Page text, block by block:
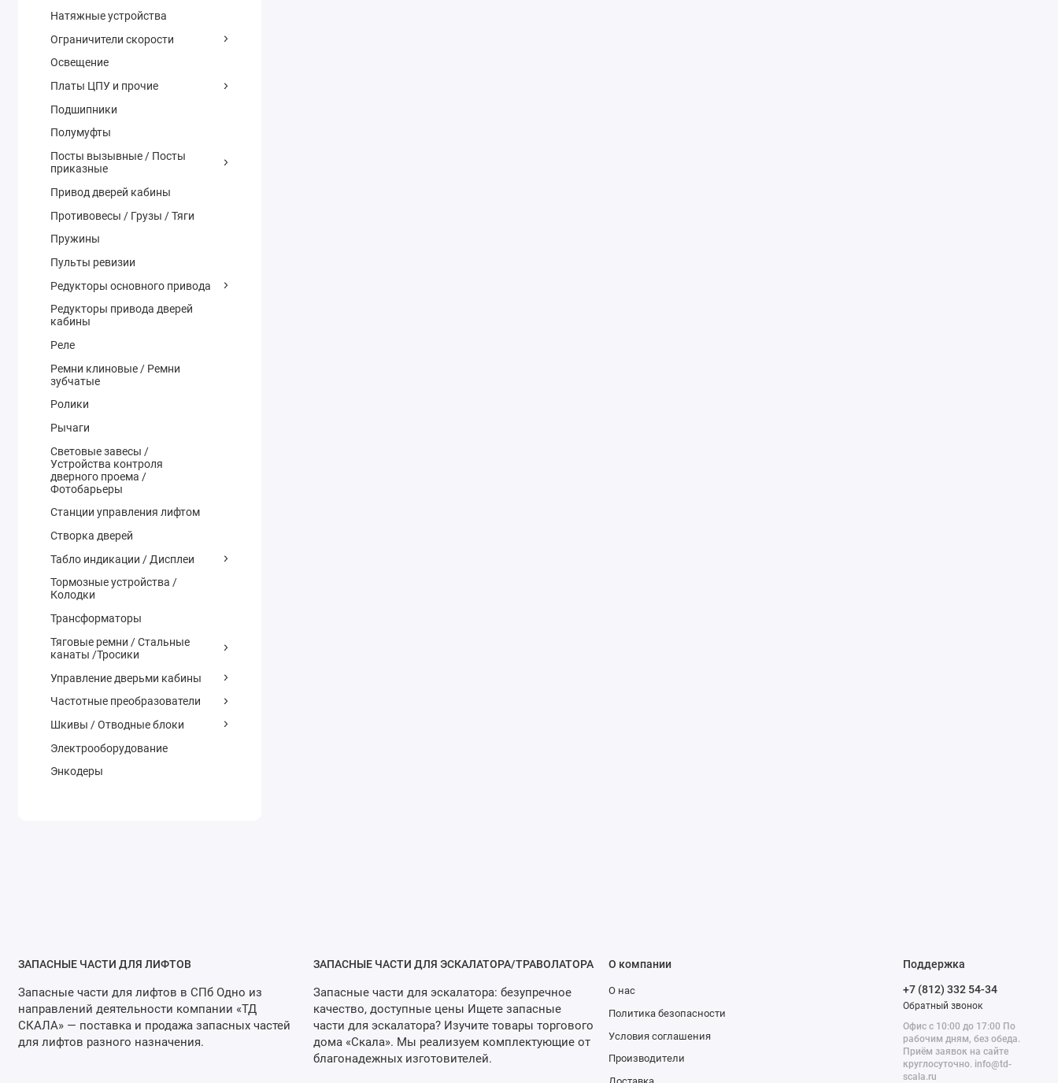
Натяжные устройства
Ограничители скорости
Освещение
Платы ЦПУ и прочие
Подшипники
Полумуфты
Посты вызывные / Посты
приказные
Привод дверей кабины
Противовесы / Грузы / Тяги
Пружины
Пульты ревизии
Редукторы основного привода
Редукторы привода дверей
кабины
Реле
Ремни клиновые / Ремни
зубчатые
Ролики
Рычаги
Световые завесы /
Устройства контроля
дверного проема /
Фотобарьеры
Станции управления лифтом
Створка дверей
Табло индикации / Дисплеи
Тормозные устройства /
Колодки
Трансформаторы
Тяговые ремни / Стальные
канаты /Тросики
Управление дверьми кабины
Частотные преобразователи
Шкивы / Отводные блоки
Электрооборудование
Энкодеры
ЗАПАСНЫЕ ЧАСТИ ДЛЯ ЛИФТОВ
Запасные части для лифтов в СПб Одно из
направлений деятельности компании «ТД
СКАЛА» — поставка и продажа запасных частей
для лифтов разного назначения.
ЗАПАСНЫЕ ЧАСТИ ДЛЯ ЭСКАЛАТОРА/ТРАВОЛАТОРА
Запасные части для эскалатора: безупречное
качество, доступные цены Ищете запасные
части для эскалатора? Изучите товары торгового
дома «Скала». Мы реализуем комплектующие от
благонадежных изготовителей.
О компании
О нас
Политика безопасности
Условия соглашения
Производители
Поддержка
+7 (812) 332 54-34
Обратный звонок
Офис с 10:00 до 17:00 По
рабочим дням, без обеда.
Приём заявок на сайте
круглосуточно. info@td-
scala.ru